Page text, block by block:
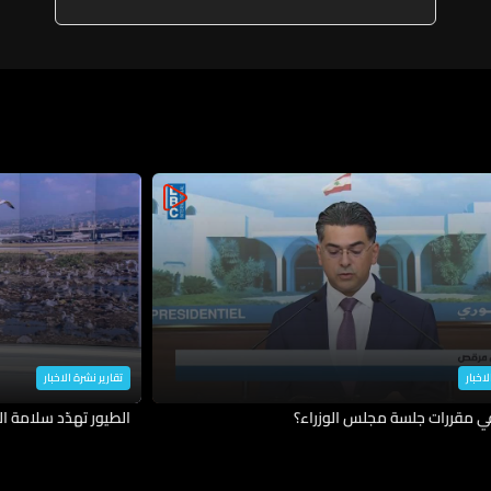
مقررات جلسة مجلس الوزراء؟
تقارير نشرة الاخبار
الطيور تهدّد سلامة